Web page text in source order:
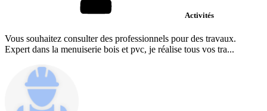
Activités
Vous souhaitez consulter des professionnels pour des travaux.
Expert dans la menuiserie bois et pvc, je réalise tous vos tra...